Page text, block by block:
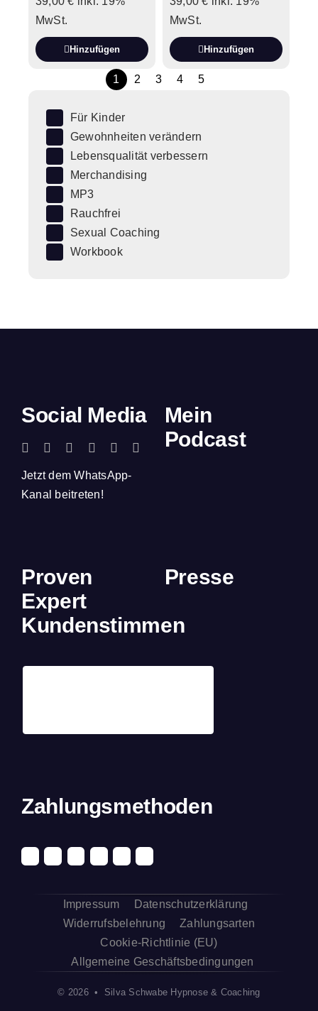
MwSt.
Hinzufügen
MwSt.
Hinzufügen
1 2 3 4 5
Für Kinder
Gewohnheiten verändern
Lebensqualität verbessern
Merchandising
MP3
Rauchfrei
Sexual Coaching
Workbook
Social Media
Jetzt dem WhatsApp-
Kanal beitreten!
Mein
Podcast
Proven
Expert
Kundenstimmen
Presse
Zahlungsmethoden
Impressum
Datenschutzerklärung
Widerrufsbelehrung
Zahlungsarten
Cookie-Richtlinie (EU)
Allgemeine Geschäftsbedingungen
© 2026 • Silva Schwabe Hypnose & Coaching